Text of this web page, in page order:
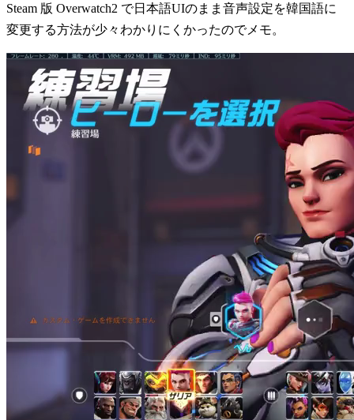
Steam 版 Overwatch2 で日本語UIのまま音声設定を韓国語に
変更する方法が少々わかりにくかったのでメモ。